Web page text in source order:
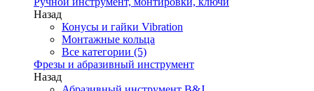
Назад
Конусы и гайки Vibration
Монтажные кольца
Все категории (5)
Фрезы и абразивный инструмент
Назад